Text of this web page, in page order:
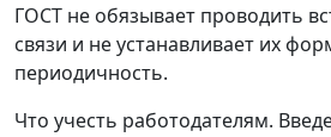
ГОСТ не обязывает проводить
связи и не устанавливает их
периодичность.
Что учесть работодателям.